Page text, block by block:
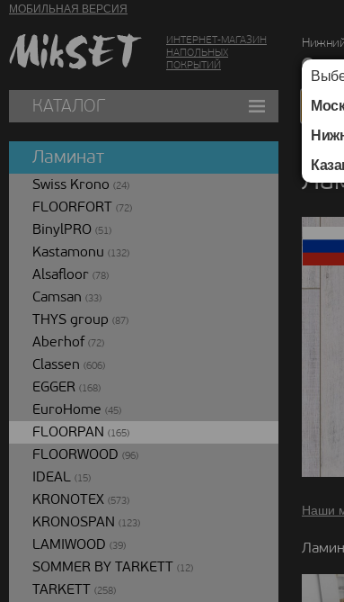
МОБИЛЬНАЯ ВЕРСИЯ
ИНТЕРНЕТ-МАГАЗИН
НАПОЛЬНЫХ
ПОКРЫТИЙ
г.
КАТАЛОГ
Наши
Ламинат
Swiss Krono (24)
FLOORFORT (72)
BinylPRO (51)
Kastamonu (132)
Alsafloor (78)
Camsan (33)
THYS group (87)
Aberhof (72)
Classen (606)
EGGER (168)
EuroHome (45)
FLOORPAN (165)
FLOORWOOD (96)
IDEAL (15)
KRONOTEX (573)
KRONOSPAN (123)
LAMIWOOD (39)
SOMMER BY TARKETT (12)
TARKETT (258)